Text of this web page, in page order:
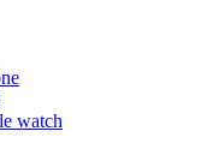
watch